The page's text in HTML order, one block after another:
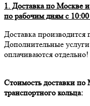
1. Доставка по Москве
по рабочим дням с
Доставка производится
Дополнительные
оплачиваются отдельно!
Стоимость доставки
транспортного кольца: